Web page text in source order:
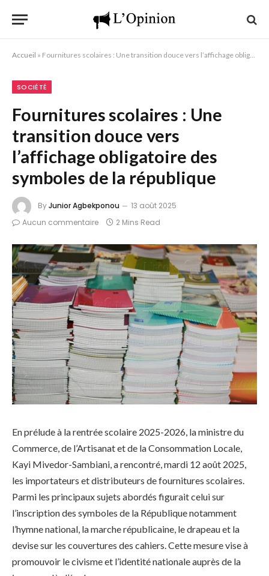
Accueil » Fournitures scolaires : Une transition douce vers l’affichage obligatoire des symboles de la république
SOCIÉTÉ
Fournitures scolaires : Une
transition douce vers
l’affichage obligatoire des
symboles de la république
ByJunior Agbekponou
13 août 2025
Aucun commentaire
2 Mins Read
En prélude à la rentrée scolaire 2025-2026, la ministre du
Commerce, de l’Artisanat et de la Consommation Locale,
Kayi Mivedor-Sambiani, a rencontré, mardi 12 août 2025,
les importateurs et distributeurs de fournitures scolaires.
Parmi les principaux sujets abordés figurait celui sur
l’inscription des symboles de la République notamment
l’hymne national, la marche républicaine, le drapeau et la
devise sur les couvertures des cahiers. Cette mesure vise à
promouvoir le civisme et l’identité nationale auprès de la